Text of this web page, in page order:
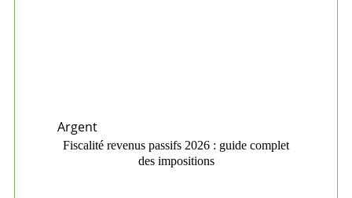
Argent
Fiscalité revenus passifs 2026 : guide complet
des impositions